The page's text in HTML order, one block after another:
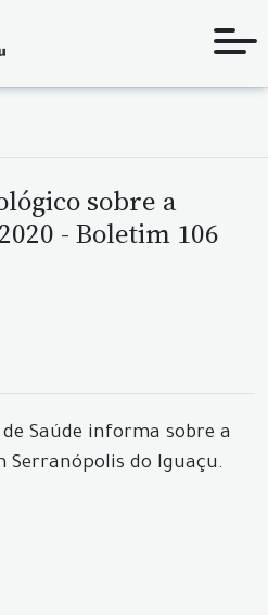
sobre a
- Boletim 106
Saúde informa sobre a
Serranópolis do Iguaçu.